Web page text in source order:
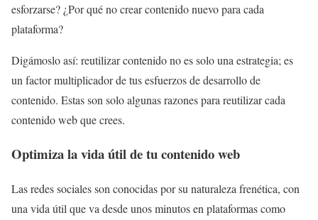
esforzarse? ¿Por qué no crear contenido nuevo para cada
plataforma?
Digámoslo así: reutilizar contenido no es solo una estrategia; es
un factor multiplicador de tus esfuerzos de desarrollo de
contenido. Estas son solo algunas razones para reutilizar cada
contenido web que crees.
Optimiza la vida útil de tu contenido web
Las redes sociales son conocidas por su naturaleza frenética, con
una vida útil que va desde unos minutos en plataformas como